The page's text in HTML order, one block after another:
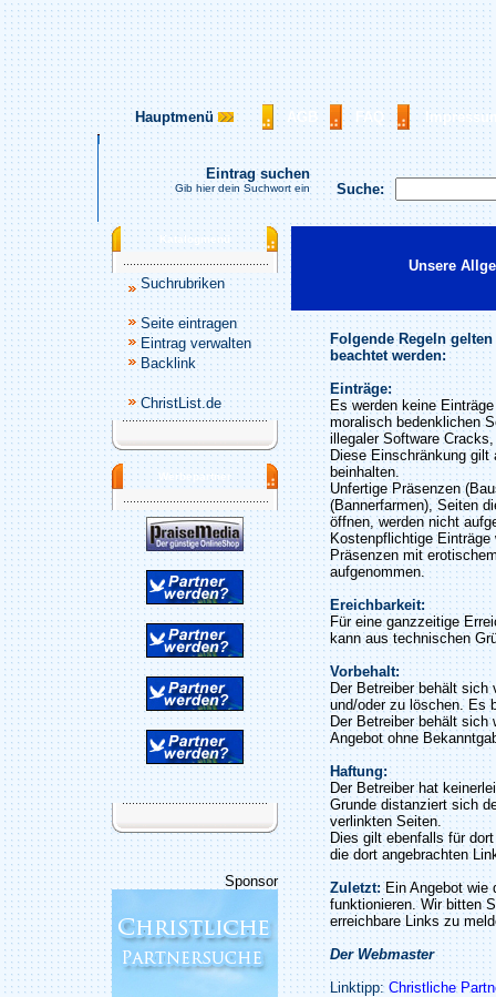
Hauptmenü AGB FAQ
Suche:
Eintrag suchen
Gib hier dein Suchwort ein
Katalogmenü
Suchrubriken
Seite eintragen
Eintrag verwalten
Backlink
ChristList.de
Werbepartner
Sponsor
Unsere
Folgende Regeln
beachtet werden:
Einträge:
Es werden keine
moralisch bedenklichen
illegaler Software
Diese Einschränkung gilt
beinhalten.
Unfertige Präsenzen
(Bannerfarmen), Seiten
öffnen, werden nicht
Kostenpflichtige
Präsenzen mit
aufgenommen.
Ereichbarkeit:
Für eine ganzzeitige
kann aus technischen
Vorbehalt:
Der Betreiber behält sich
und/oder zu löschen. Es
Der Betreiber behält sich
Angebot ohne
Haftung:
Der Betreiber hat
Grunde distanziert sich
verlinkten Seiten.
Dies gilt ebenfalls für
die dort angebrachten
Zuletzt: Ein Angebot wie
funktionieren. Wir bitten
erreichbare Links zu
Der Webmaster
Linktipp: Christliche